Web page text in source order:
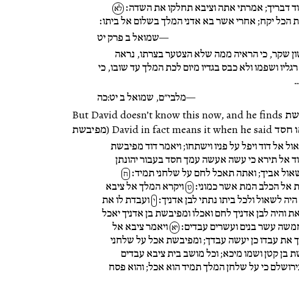
דבריך; אמרתי אתה וציבא תחלקו את השדה׃ לא
יקח; אחרי אשר בא אדני המלך בשלום אל ביתו׃
שמואל ב פרק יט
שקר, כי הראיה ממה שלא הצטער בצרתו, נראה
ושפמו ולא כבס בגדיו מיום לכת המלך עד שובו, כי
מלבי״ם, שמואל ב יט:כה
But David doesn’t know this now, and he finds מפיבשת, and (fortunately for
אל דוד ויפל על פניו וישתחו; ויאמר דוד מפיבשת
אל תירא כי עשה אעשה עמך חסד בעבור יהונתן
אביך; ואתה תאכל לחם על שלחני תמיד׃ ח
אל הכלב המת אשר כמוני׃ ט ויקרא המלך אל ציבא
לשאול ולכל ביתו נתתי לבן אדניך׃ י ועבדת לו את
והיה לבן אדניך לחם ואכלו ומפיבשת בן אדניך יאכל
עשר בנים ועשרים עבדים׃ יא ויאמר ציבא אל
את עבדו כן יעשה עבדך; ומפיבשת אכל על שלחני
בן קטן ושמו מיכא; וכל מושב בית ציבא עבדים
כי על שלחן המלך תמיד הוא אכל; והוא פסח